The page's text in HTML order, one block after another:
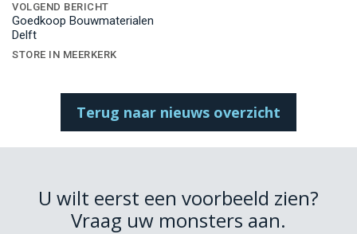
VOLGEND BERICHT
Goedkoop Bouwmaterialen
Delft
STORE IN MEERKERK
Terug naar nieuws overzicht
U wilt eerst een voorbeeld zien?
Vraag uw monsters aan.